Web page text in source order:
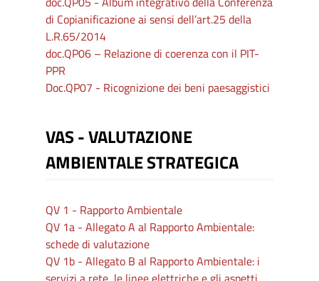
di Copianificazione ai sensi dell’art.25 della
L.R.65/2014
doc.QP06 – Relazione di coerenza con il PIT-
PPR
Doc.QP07 - Ricognizione dei beni paesaggistici
VAS - VALUTAZIONE
AMBIENTALE STRATEGICA
QV 1 - Rapporto Ambientale
QV 1a - Allegato A al Rapporto Ambientale:
schede di valutazione
QV 1b - Allegato B al Rapporto Ambientale: i